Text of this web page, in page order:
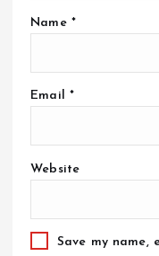
Name *
Email *
Website
Save my name,